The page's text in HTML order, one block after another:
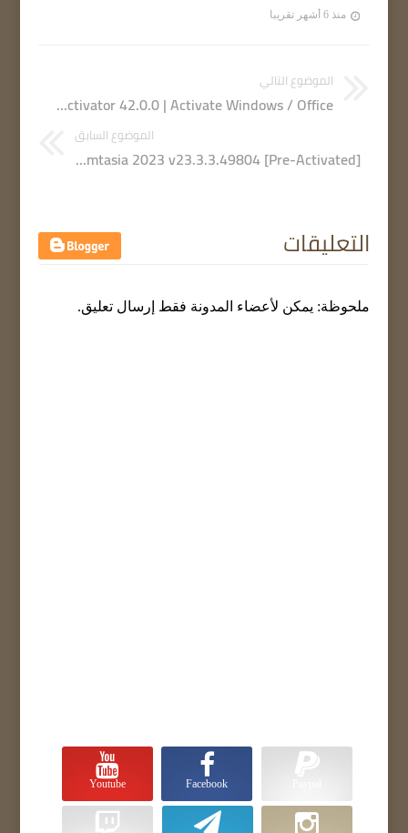
منذ 6 أشهر تقريبا
الموضوع التالي
HEU KMS Activator 42.0.0 | Activate Windows / Office
الموضوع السابق
Techsmith Camtasia 2023 v23.3.3.49804 [Pre-Activated]
التعليقات
ملحوظة: يمكن لأعضاء المدونة فقط إرسال تعليق.
Facebook
Youtube